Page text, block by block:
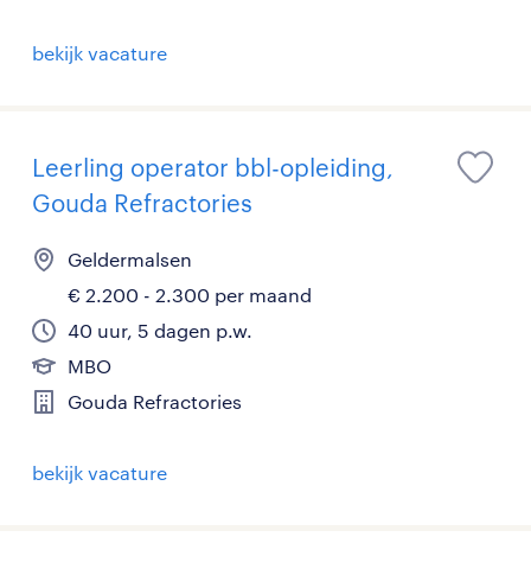
bekijk vacature
Leerling operator bbl-opleiding,
Gouda Refractories
Geldermalsen
€ 2.200 - 2.300 per maand
40 uur, 5 dagen p.w.
MBO
Gouda Refractories
bekijk vacature